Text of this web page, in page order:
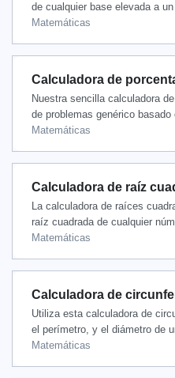
de cualquier base elevada a
Matemáticas
Calculadora de
Nuestra sencilla calculadora
de problemas genérico basado
Matemáticas
Calculadora de raíz
La calculadora de raíces
raíz cuadrada de cualquier
Matemáticas
Calculadora de
Utiliza esta calculadora de
el perímetro, y el diámetro de
Matemáticas